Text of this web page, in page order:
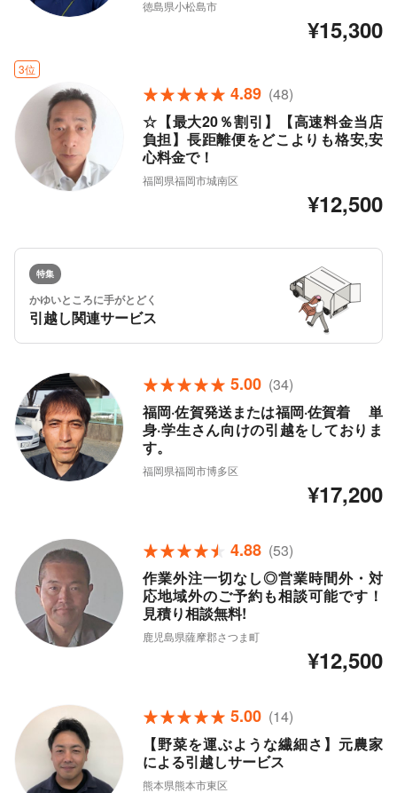
徳島県小松島市
¥15,300
3位
4.89 (48)
☆【最大20％割引】【高速料金当店
負担】長距離便をどこよりも格安,安
心料金で！
福岡県福岡市城南区
¥12,500
特集
かゆいところに手がとどく
引越し関連サービス
5.00 (34)
福岡·佐賀発送または福岡·佐賀着 単
身·学生さん向けの引越をしておりま
す。
福岡県福岡市博多区
¥17,200
4.88 (53)
作業外注一切なし◎営業時間外・対
応地域外のご予約も相談可能です！
見積り相談無料!
鹿児島県薩摩郡さつま町
¥12,500
5.00 (14)
【野菜を運ぶような繊細さ】元農家
による引越しサービス
熊本県熊本市東区